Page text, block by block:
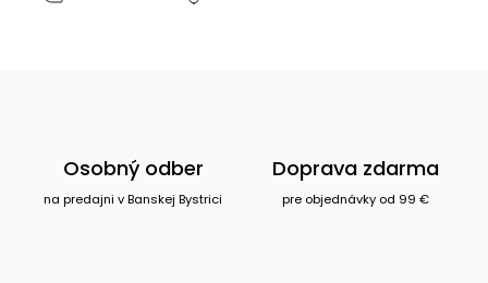
Osobný odber
na predajni v Banskej Bystrici
Doprava zdarma
pre objednávky od 99 €